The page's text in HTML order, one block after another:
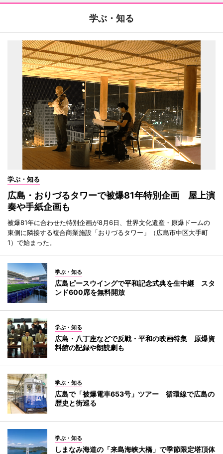
学ぶ・知る
学ぶ・知る
広島・おりづるタワーで被爆81年特別企画 屋上演
奏や手紙企画も
被爆81年に合わせた特別企画が8月6日、世界文化遺産・原爆ドームの
東側に隣接する複合商業施設「おりづるタワー」（広島市中区大手町
1）で始まった。
学ぶ・知る
広島ピースウイングで平和記念式典を生中継 スタ
ンド600席を無料開放
学ぶ・知る
広島・八丁座などで反戦・平和の映画特集 原爆資
料館の記録や朗読劇も
学ぶ・知る
広島で「被爆電車653号」ツアー 循環線で広島の
歴史と街巡る
学ぶ・知る
しまなみ海道の「来島海峡大橋」で季節限定塔頂体